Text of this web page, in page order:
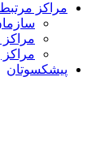
مراکز مرتبط
پیشکسوتان